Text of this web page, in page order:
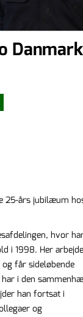
Danmark
25-års jubilæum
hvor
i 1998. Her
får sideløbende
i den
han fortsat i
og